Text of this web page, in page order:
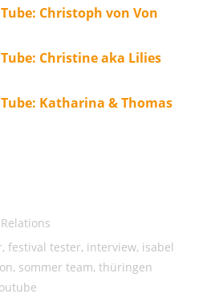
Christoph von Von
Christine aka Lilies
Katharina & Thomas
, festival tester, interview, isabel
, sommer team, thüringen